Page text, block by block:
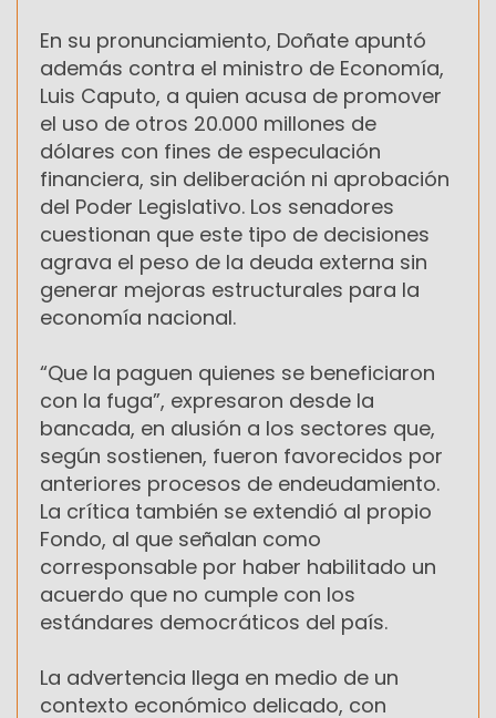
En su pronunciamiento, Doñate apuntó
además contra el ministro de Economía,
Luis Caputo, a quien acusa de promover
el uso de otros 20.000 millones de
dólares con fines de especulación
financiera, sin deliberación ni aprobación
del Poder Legislativo. Los senadores
cuestionan que este tipo de decisiones
agrava el peso de la deuda externa sin
generar mejoras estructurales para la
economía nacional.
“Que la paguen quienes se beneficiaron
con la fuga”, expresaron desde la
bancada, en alusión a los sectores que,
según sostienen, fueron favorecidos por
anteriores procesos de endeudamiento.
La crítica también se extendió al propio
Fondo, al que señalan como
corresponsable por haber habilitado un
acuerdo que no cumple con los
estándares democráticos del país.
La advertencia llega en medio de un
contexto económico delicado, con